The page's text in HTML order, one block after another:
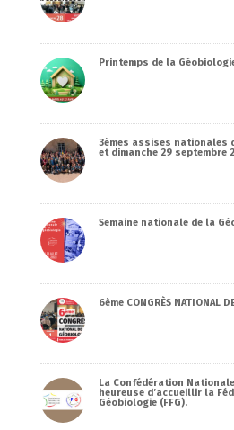
Printemps de la
3èmes assises nationales
et dimanche 29 septembre
Semaine nationale de la
6ème CONGRÈS NATIONAL
La Confédération
heureuse d’accueillir la
Géobiologie (FFG).